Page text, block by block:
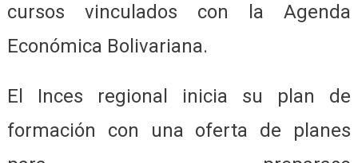
cursos vinculados con la Agenda
Económica Bolivariana.
El Inces regional inicia su plan de
formación con una oferta de planes